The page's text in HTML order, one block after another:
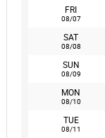
FRI
08/07
SAT
08/08
SUN
08/09
MON
08/10
TUE
08/11